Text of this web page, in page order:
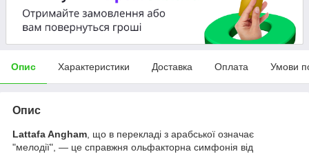
Опис Характеристики Доставка Оплата Умови
Опис
Lattafa Angham, що в перекладі з арабської означає
"мелодії", — це справжня ольфакторна симфонія від